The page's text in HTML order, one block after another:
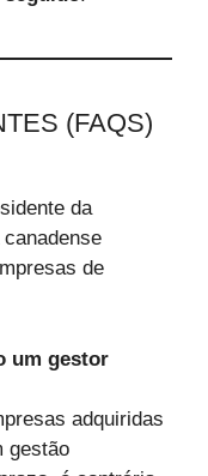
(FAQS)
da
de
um gestor
adquiridas
gestão